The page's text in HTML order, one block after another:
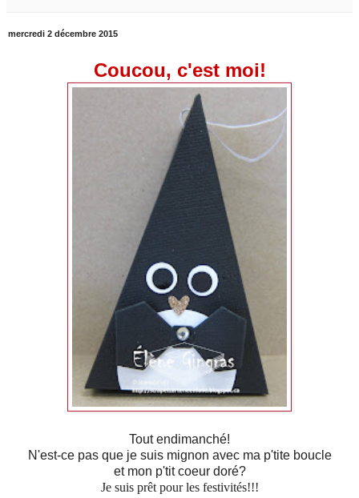
mercredi 2 décembre 2015
Coucou, c'est moi!
Tout endimanché!
N'est-ce pas que je suis mignon avec ma p'tite boucle
et mon p'tit coeur doré?
Je suis prêt pour les festivités!!!